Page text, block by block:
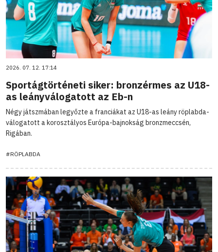
2026. 07. 12. 17:14
Sportágtörténeti siker: bronzérmes az U18-
as leányválogatott az Eb-n
Négy játszmában legyőzte a franciákat az U18-as leány röplabda-
válogatott a korosztályos Európa-bajnokság bronzmeccsén,
Rigában.
#RÖPLABDA